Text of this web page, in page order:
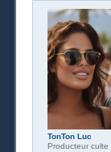
TonTon Luc
Producteur culte